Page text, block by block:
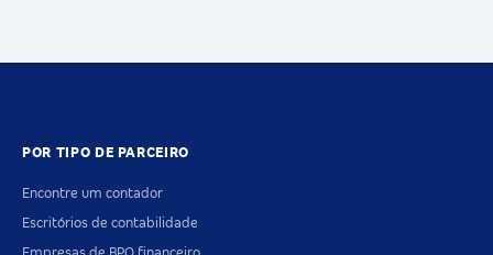
POR TIPO DE PARCEIRO
Encontre um contador
Escritórios de contabilidade